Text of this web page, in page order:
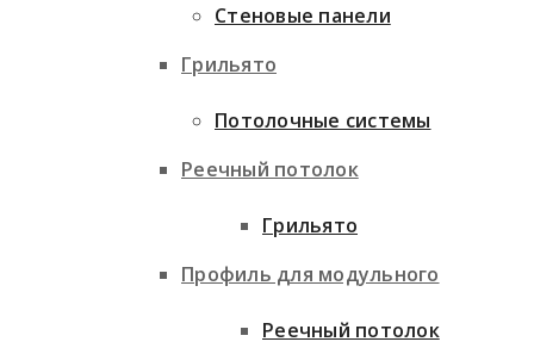
Грильято
Реечный потолок
Профиль для модульного
Стеновые панели
Потолочные системы
Грильято
Реечный потолок